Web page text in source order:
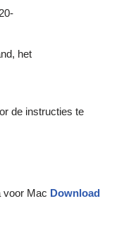
het
de instructies te
voor Mac Download